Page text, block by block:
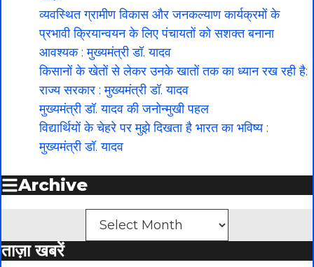
व्यवस्थित ग्रामीण विकास और जनकल्याण कार्यक्रमों के
प्रभावी क्रियान्वयन के लिए पंचायतों को सशक्त बनाना
आवश्यक : मुख्यमंत्री डॉ. यादव
किसानों के खेतों से लेकर उनके खातों तक का ध्यान रख रही है:
राज्य सरकार : मुख्यमंत्री डॉ. यादव
मुख्यमंत्री डॉ. यादव की जनोन्मुखी पहल
विद्यार्थियों के चेहरे पर मुझे दिखता है भारत का भविष्य :
मुख्यमंत्री डॉ. यादव
Archive
ताज़ा खबरें